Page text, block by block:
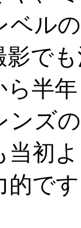
ベル
影で
ら半
ンズ
当初
的で